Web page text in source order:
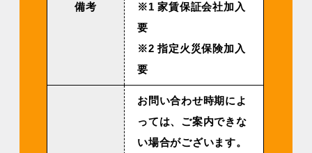
備考
※1 家賃保証会社加入
要
※2 指定火災保険加入
要
お問い合わせ時期によ
っては、ご案内できな
い場合がございます。